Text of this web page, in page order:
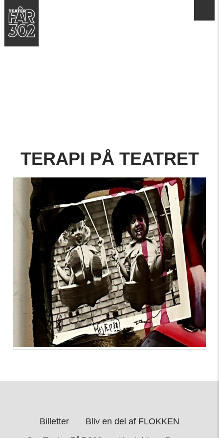
TERAPI PÅ TEATRET
Billetter
Bliv en del af FLOKKEN